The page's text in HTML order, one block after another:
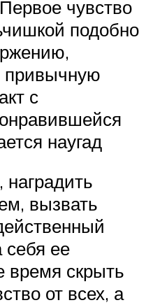
чувство
подобно
с
наугад
наградить
вызвать
себя ее
время скрыть
от всех, а